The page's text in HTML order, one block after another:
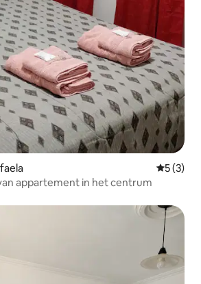
5 (3)
appartement in het centrum